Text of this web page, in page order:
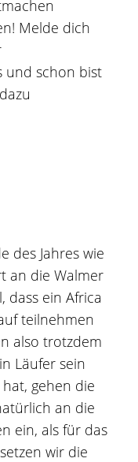
Melde dich
und schon bist
des Jahres wie
an die Walmer
dass ein Africa
teilnehmen
also trotzdem
Läufer sein
gehen die
an die
ein, als für das
wir die